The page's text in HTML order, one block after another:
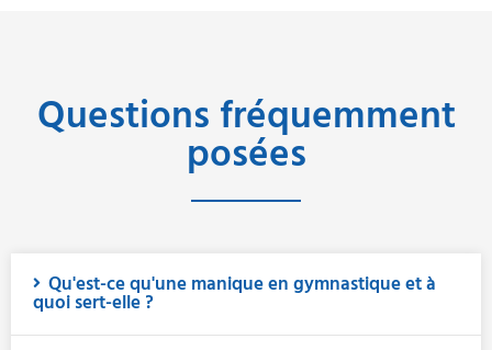
Questions fréquemment
posées
Qu'est-ce qu'une manique en gymnastique et à
quoi sert-elle ?